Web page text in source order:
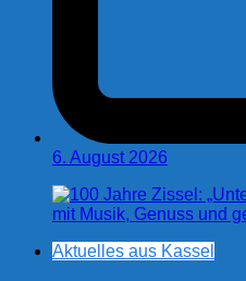
6. August 2026
Aktuelles aus Kassel